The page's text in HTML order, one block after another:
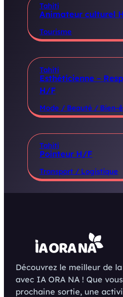
Tahiti
Animateur culturel
Tourisme
Tahiti
Esthéticienne –
H/F
Mode / Beauté / Bien-
Tahiti
Pointeur H/F
Transport / Logistique
Découvrez le meilleur de
avec IA ORA NA ! Que
prochaine sortie, une